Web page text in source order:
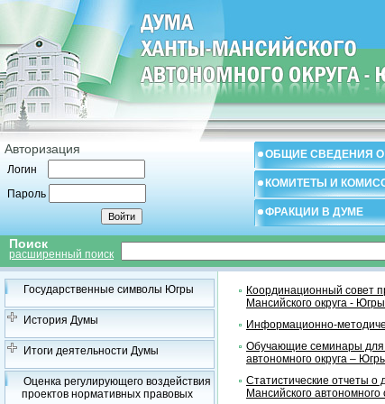
Авторизация
Логин
Пароль
ОБЩИЕ СВЕДЕНИЯ О
КОМИТЕТЫ И
ФРАКЦИИ В ДУМЕ
Поиск
расширенный поиск
Государственные символы Югры
История Думы
Итоги деятельности Думы
Оценка регулирующего воздействия
проектов нормативных правовых
Координационный совет
Мансийского округа - Югры
Информационно-
Обучающие семинары для
автономного округа –
Статистические отчеты о
Мансийского автономного